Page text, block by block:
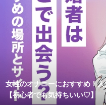
女性のオナニーにおすすめ！
【初心者でも気持ちいい♡】